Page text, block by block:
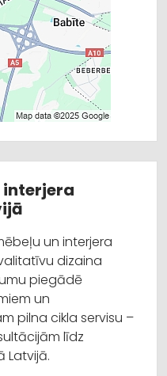
interjera
un interjera
dizaina
piegādē
un
pilna cikla servisu –
līdz
Latvijā.